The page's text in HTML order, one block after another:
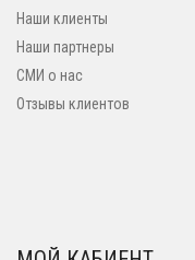
Наши клиенты
Наши партнеры
СМИ о нас
Отзывы клиентов